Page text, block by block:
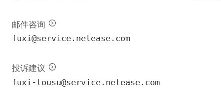
邮件咨询
fuxi@service.netease.com
投诉建议
fuxi-tousu@service.netease.com